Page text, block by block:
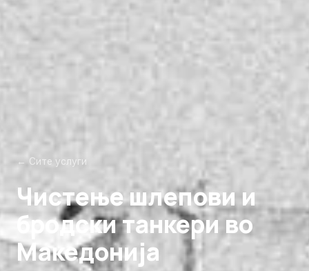
← Сите услуги
Чистење шлепови и
бродски танкери во
Македонија